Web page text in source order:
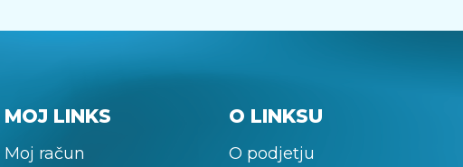
MOJ LINKS
Moj račun
O LINKSU
O podjetju